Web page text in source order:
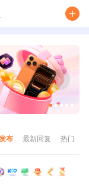
布 最新回复 热门